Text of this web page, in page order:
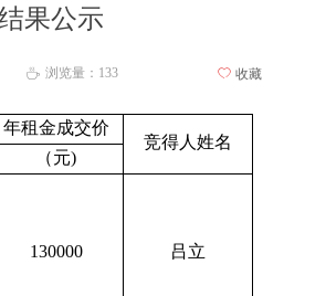
果公示
年租金成交价
竞得人姓名
（元)
130000 吕立
ꄘ 浏览量： 133 ꄀ 收藏